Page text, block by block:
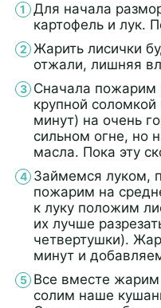
Для начала
картофель и лук.
Жарить лисички
отжали, лишняя
Сначала пожарим
крупной
минут) на очень
сильном огне, но
масла. Пока эту
Займемся луком,
пожарим на
к луку положим
их лучше
четвертушки).
минут и
Все вместе
солим наше